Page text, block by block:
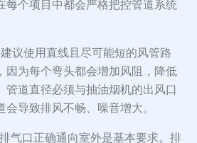
每个项目中都会严格把控管道系统
议使用直线且尽可能短的风管路
因为每个弯头都会增加风阻，降低
管道直径必须与抽油烟机的出风口
导致排风不畅、噪音增大。
气口正确通向室外是基本要求。排